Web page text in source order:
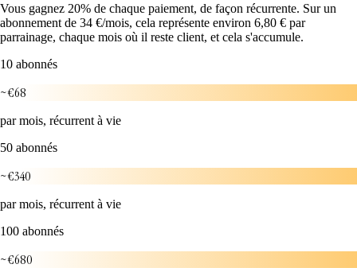
Vous gagnez 20% de chaque paiement, de façon récurrente. Sur un
abonnement de 34 €/mois, cela représente environ 6,80 € par
parrainage, chaque mois où il reste client, et cela s'accumule.
10 abonnés
~€68
par mois, récurrent à vie
50 abonnés
~€340
par mois, récurrent à vie
100 abonnés
~€680